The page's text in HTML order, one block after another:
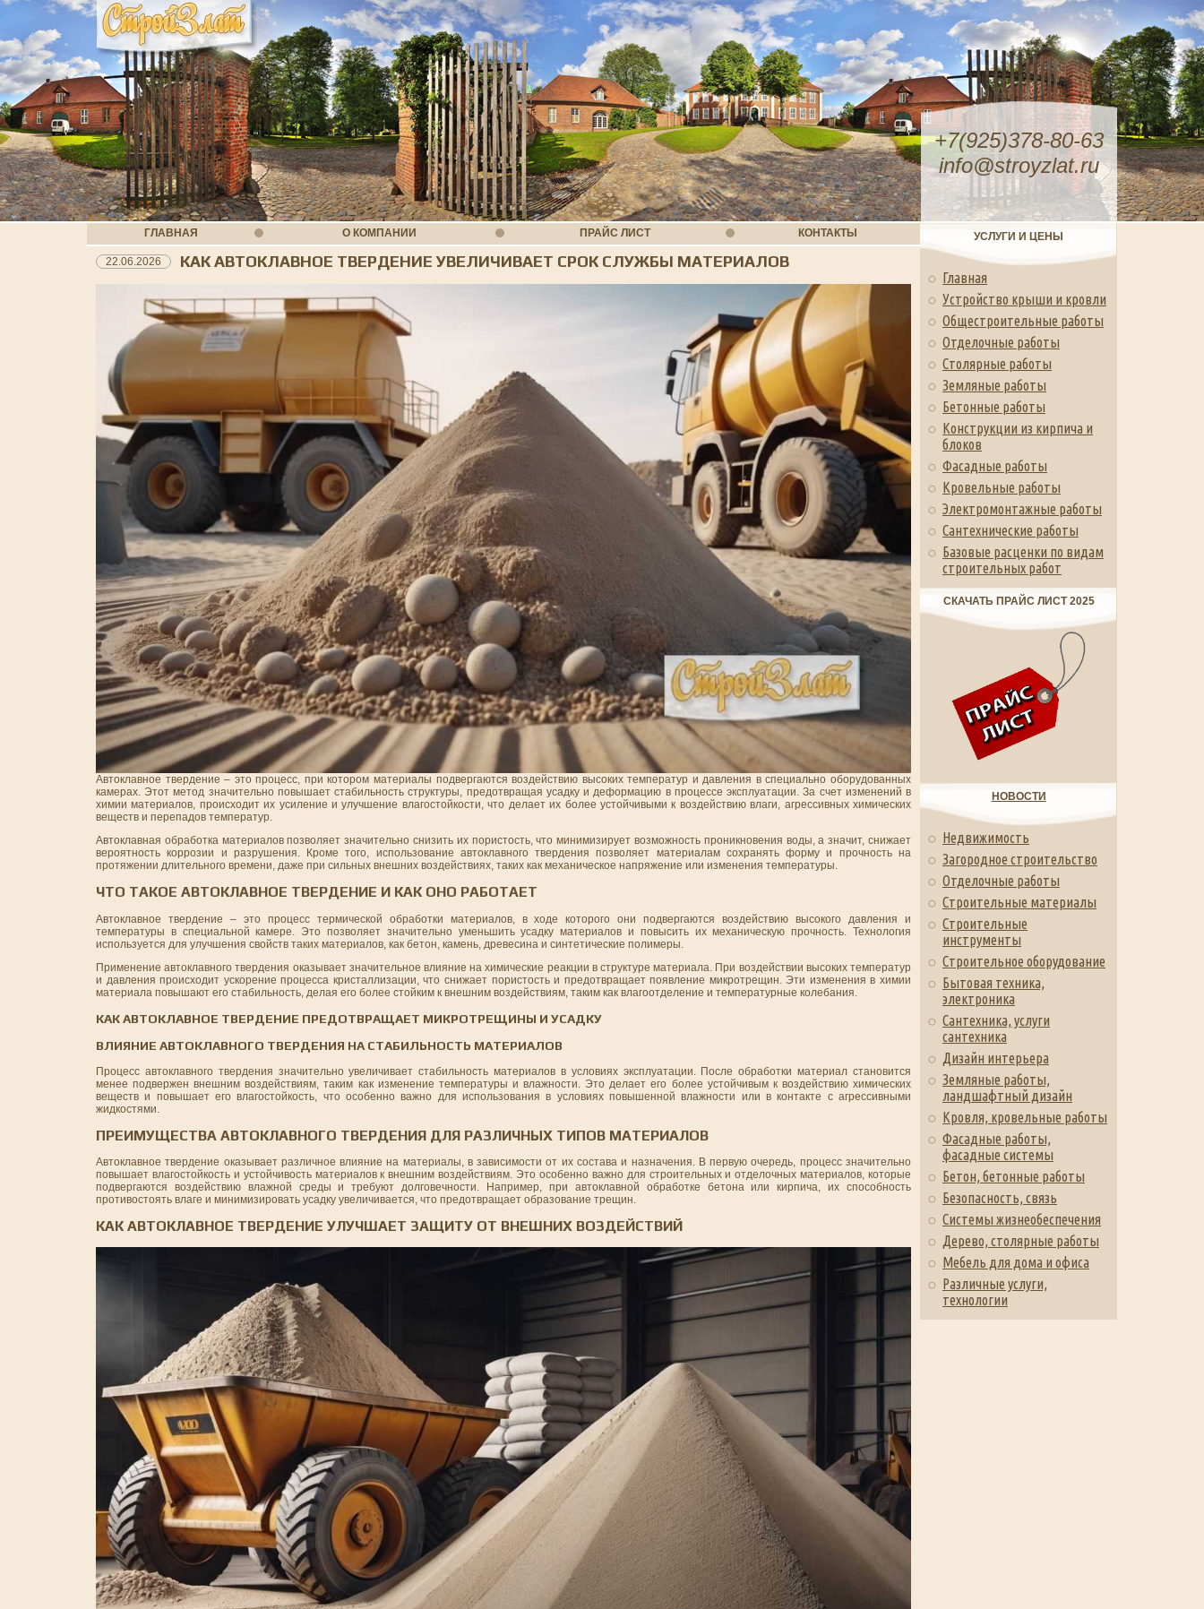
+7(925)378-80-63
info@stroyzlat.ru
ГЛАВНАЯ О КОМПАНИИ ПРАЙС ЛИСТ КОНТАКТЫ
22.06.2026 КАК АВТОКЛАВНОЕ ТВЕРДЕНИЕ УВЕЛИЧИВАЕТ СРОК СЛУЖБЫ МАТЕРИАЛОВ
Автоклавное твердение – это процесс, при котором материалы подвергаются воздействию высоких температур и давления в специально оборудованных
камерах. Этот метод значительно повышает стабильность структуры, предотвращая усадку и деформацию в процессе эксплуатации. За счет изменений в
химии материалов, происходит их усиление и улучшение влагостойкости, что делает их более устойчивыми к воздействию влаги, агрессивных химических
веществ и перепадов температур.
Автоклавная обработка материалов позволяет значительно снизить их пористость, что минимизирует возможность проникновения воды, а значит, снижает
вероятность коррозии и разрушения. Кроме того, использование автоклавного твердения позволяет материалам сохранять форму и прочность на
протяжении длительного времени, даже при сильных внешних воздействиях, таких как механическое напряжение или изменения температуры.
ЧТО ТАКОЕ АВТОКЛАВНОЕ ТВЕРДЕНИЕ И КАК ОНО РАБОТАЕТ
Автоклавное твердение – это процесс термической обработки материалов, в ходе которого они подвергаются воздействию высокого давления и
температуры в специальной камере. Это позволяет значительно уменьшить усадку материалов и повысить их механическую прочность. Технология
используется для улучшения свойств таких материалов, как бетон, камень, древесина и синтетические полимеры.
Применение автоклавного твердения оказывает значительное влияние на химические реакции в структуре материала. При воздействии высоких температур
и давления происходит ускорение процесса кристаллизации, что снижает пористость и предотвращает появление микротрещин. Эти изменения в химии
материала повышают его стабильность, делая его более стойким к внешним воздействиям, таким как влагоотделение и температурные колебания.
КАК АВТОКЛАВНОЕ ТВЕРДЕНИЕ ПРЕДОТВРАЩАЕТ МИКРОТРЕЩИНЫ И УСАДКУ
ВЛИЯНИЕ АВТОКЛАВНОГО ТВЕРДЕНИЯ НА СТАБИЛЬНОСТЬ МАТЕРИАЛОВ
Процесс автоклавного твердения значительно увеличивает стабильность материалов в условиях эксплуатации. После обработки материал становится
менее подвержен внешним воздействиям, таким как изменение температуры и влажности. Это делает его более устойчивым к воздействию химических
веществ и повышает его влагостойкость, что особенно важно для использования в условиях повышенной влажности или в контакте с агрессивными
жидкостями.
ПРЕИМУЩЕСТВА АВТОКЛАВНОГО ТВЕРДЕНИЯ ДЛЯ РАЗЛИЧНЫХ ТИПОВ МАТЕРИАЛОВ
Автоклавное твердение оказывает различное влияние на материалы, в зависимости от их состава и назначения. В первую очередь, процесс значительно
повышает влагостойкость и устойчивость материалов к внешним воздействиям. Это особенно важно для строительных и отделочных материалов, которые
подвергаются воздействию влажной среды и требуют долговечности. Например, при автоклавной обработке бетона или кирпича, их способность
противостоять влаге и минимизировать усадку увеличивается, что предотвращает образование трещин.
КАК АВТОКЛАВНОЕ ТВЕРДЕНИЕ УЛУЧШАЕТ ЗАЩИТУ ОТ ВНЕШНИХ ВОЗДЕЙСТВИЙ
УСЛУГИ И ЦЕНЫ
Главная
Устройство крыши и кровли
Общестроительные работы
Отделочные работы
Столярные работы
Земляные работы
Бетонные работы
Конструкции из кирпича и
блоков
Фасадные работы
Кровельные работы
Электромонтажные работы
Сантехнические работы
Базовые расценки по видам
строительных работ
СКАЧАТЬ ПРАЙС ЛИСТ 2025
НОВОСТИ
Недвижимость
Загородное строительство
Отделочные работы
Строительные материалы
Строительные
инструменты
Строительное оборудование
Бытовая техника,
электроника
Сантехника, услуги
сантехника
Дизайн интерьера
Земляные работы,
ландшафтный дизайн
Кровля, кровельные работы
Фасадные работы,
фасадные системы
Бетон, бетонные работы
Безопасность, связь
Системы жизнеобеспечения
Дерево, столярные работы
Мебель для дома и офиса
Различные услуги,
технологии